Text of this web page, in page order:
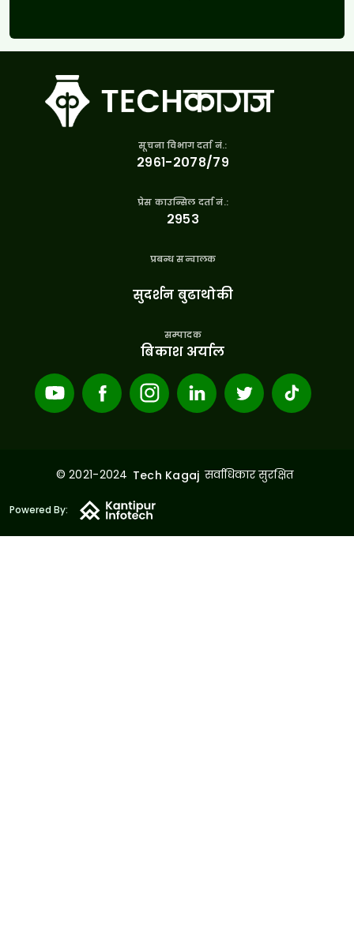
सूचना विभाग दर्ता नं.:
२९६१-२०७८/७९
प्रेस काउन्सिल दर्ता नं.:
२९५३
प्रबन्ध सन्चालक
सुदर्शन बुढाथोकी
सम्पादक
बिकाश अर्याल
© 2021-2024 Tech Kagaj सर्वाधिकार सुरक्षित
Powered By: